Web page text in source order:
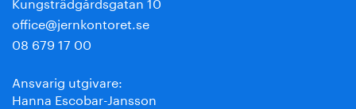
office@jernkontoret.se
08 679 17 00
Ansvarig utgivare:
Hanna Escobar-Jansson